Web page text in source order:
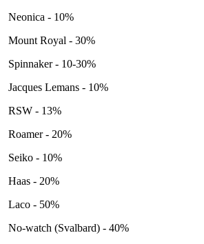
Neonica - 10%
Mount Royal - 30%
Spinnaker - 10-30%
Jacques Lemans - 10%
RSW - 13%
Roamer - 20%
Seiko - 10%
Haas - 20%
Laco - 50%
No-watch (Svalbard) - 40%